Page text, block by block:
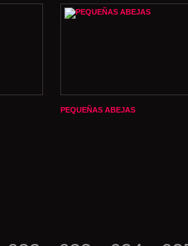
PEQUEÑAS ABEJAS